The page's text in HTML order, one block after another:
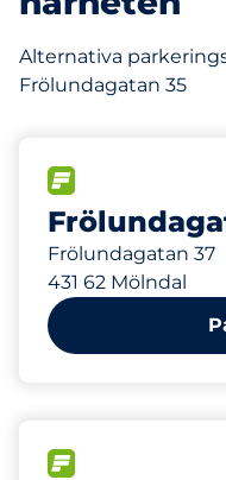
Alternativa
Frölundagatan 35
Frölundagatan 37
431 62 Mölndal
47 m
144 m